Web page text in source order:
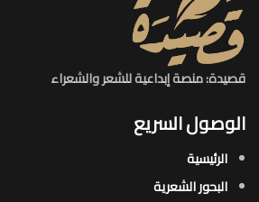
قصيدة: منصة إبداعية للشعر والشعراء
الوصول السريع
الرئيسية
البحور الشعرية​